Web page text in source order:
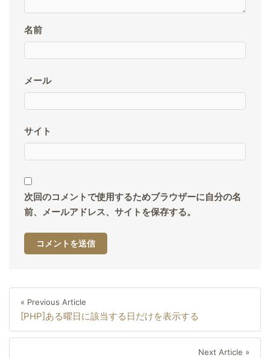
名前
メール
サイト
次回のコメントで使用するためブラウザーに自分の名
前、メールアドレス、サイトを保存する。
ナ
Previous
Article
« Previous Article
[PHP]ある曜日に該当する日だけを表示する
Next Article »